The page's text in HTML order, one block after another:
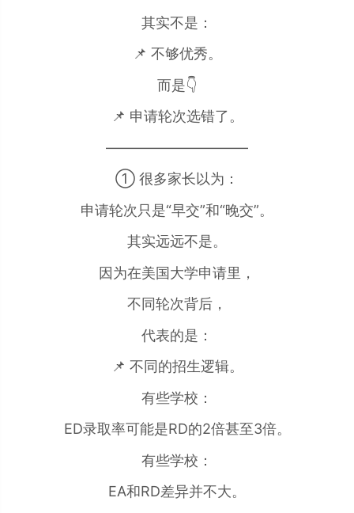
其实不是：
📌 不够优秀。
而是👇
📌 申请轮次选错了。
——————————
① 很多家长以为：
申请轮次只是“早交”和“晚交”。
其实远远不是。
因为在美国大学申请里，
不同轮次背后，
代表的是：
📌 不同的招生逻辑。
有些学校：
ED录取率可能是RD的2倍甚至3倍。
有些学校：
EA和RD差异并不大。